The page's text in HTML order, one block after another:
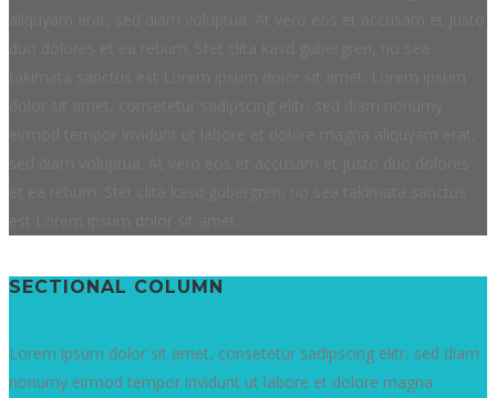
SECTIONAL COLUMN
Lorem ipsum dolor sit amet, consetetur sadipscing elitr, sed diam
nonumy eirmod tempor invidunt ut labore et dolore magna